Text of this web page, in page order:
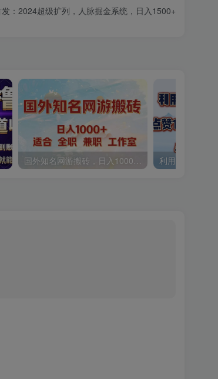
：2024超级扩列，人脉掘金系统，日入1500+
，秒提现到账，可批量操作